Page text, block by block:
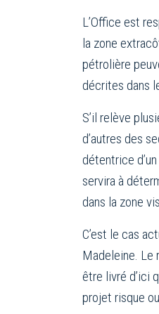
L’Office est
la zone
pétrolière
décrites dans
S’il relève
d’autres des
détentrice
servira à
dans la zone
C’est le cas
Madeleine. Le
être livré d’ici
projet risque